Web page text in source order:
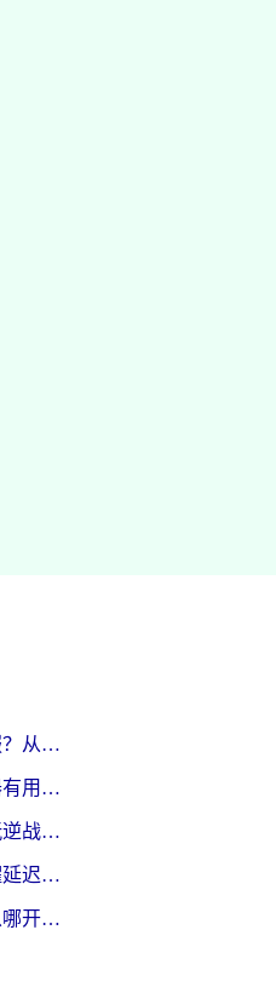
人在海外，如何顺畅玩国服？从《王者荣耀》到《云图计划》的加速器终极指南
在国外玩塔瑞斯世界加速器有用吗？海外玩家亲测后的真实答案
身在海外，用什么加速器玩逆战才能告别延迟？
海外党必看：解决王者荣耀延迟的加速器终极指南——从EVE到猫和老鼠，一个工具全搞定
苹果手机无尽冬日加速器从哪开启？海外玩家的冬日生存指南